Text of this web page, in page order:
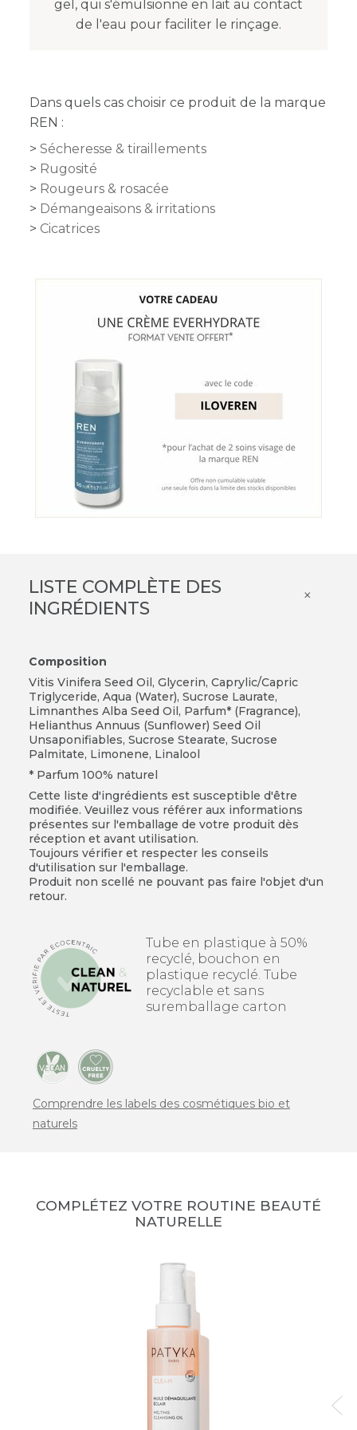
gel, qui s'émulsionne en lait au contact
de l'eau pour faciliter le rinçage.
Dans quels cas choisir ce produit de la marque
REN :
Sécheresse & tiraillements
Rugosité
Rougeurs & rosacée
Démangeaisons & irritations
Cicatrices
LISTE COMPLÈTE DES
INGRÉDIENTS
×
Composition
Vitis Vinifera Seed Oil, Glycerin, Caprylic/Capric
Triglyceride, Aqua (Water), Sucrose Laurate,
Limnanthes Alba Seed Oil, Parfum* (Fragrance),
Helianthus Annuus (Sunflower) Seed Oil
Unsaponifiables, Sucrose Stearate, Sucrose
Palmitate, Limonene, Linalool
* Parfum 100% naturel
Cette liste d'ingrédients est susceptible d'être
modifiée. Veuillez vous référer aux informations
présentes sur l'emballage de votre produit dès
réception et avant utilisation.
Toujours vérifier et respecter les conseils
d'utilisation sur l'emballage.
Produit non scellé ne pouvant pas faire l'objet d'un
retour.
Tube en plastique à 50%
recyclé, bouchon en
plastique recyclé. Tube
recyclable et sans
suremballage carton
Comprendre les labels des cosmétiques bio et
naturels
COMPLÉTEZ VOTRE ROUTINE BEAUTÉ
NATURELLE